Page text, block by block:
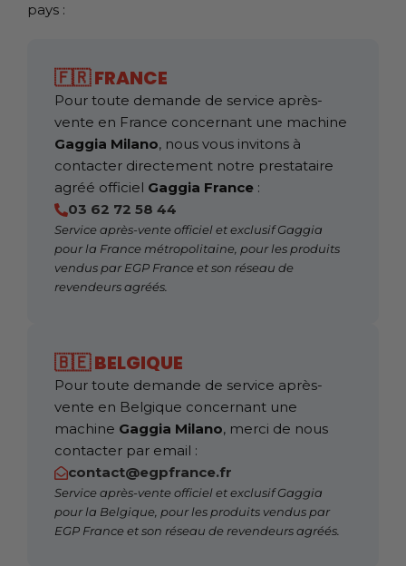
pays :
🇫🇷 FRANCE
Pour toute demande de service après-
vente en France concernant une machine
Gaggia Milano, nous vous invitons à
contacter directement notre prestataire
agréé officiel Gaggia France :
03 62 72 58 44
Service après-vente officiel et exclusif Gaggia
pour la France métropolitaine, pour les produits
vendus par EGP France et son réseau de
revendeurs agréés.
🇧🇪 BELGIQUE
Pour toute demande de service après-
vente en Belgique concernant une
machine Gaggia Milano, merci de nous
contacter par email :
contact@egpfrance.fr
Service après-vente officiel et exclusif Gaggia
pour la Belgique, pour les produits vendus par
EGP France et son réseau de revendeurs agréés.